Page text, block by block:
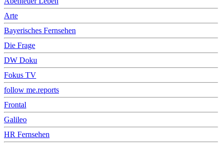
Arte
Bayerisches Fernsehen
Die Frage
DW Doku
Fokus TV
follow me.reports
Frontal
Galileo
HR Fernsehen